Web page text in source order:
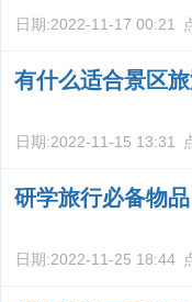
日期:2022-11-17 00:21
有什么适合景区
日期:2022-11-15 13:31
研学旅行必备物品
日期:2022-11-25 18:44